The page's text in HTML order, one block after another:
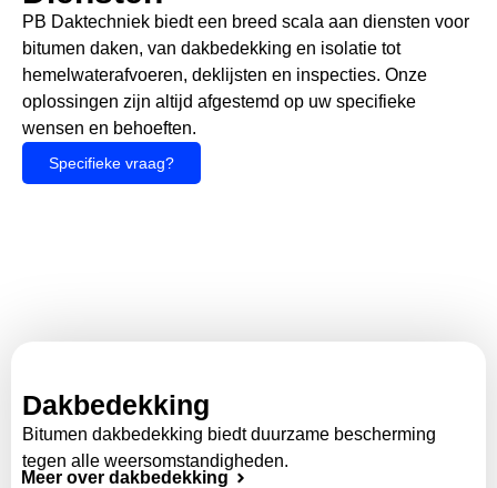
PB Daktechniek biedt een breed scala aan diensten voor
bitumen daken, van dakbedekking en isolatie tot
hemelwaterafvoeren, deklijsten en inspecties. Onze
oplossingen zijn altijd afgestemd op uw specifieke
wensen en behoeften.
Specifieke vraag?
Dakbedekking
Bitumen dakbedekking biedt duurzame bescherming
tegen alle weersomstandigheden.
Meer over dakbedekking